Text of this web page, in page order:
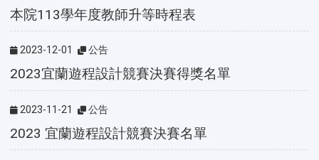
本院113學年度教師升等時程表
2023-12-01 公告
2023宜蘭遊程設計競賽決賽得獎名單
2023-11-21 公告
2023 宜蘭遊程設計競賽決賽名單